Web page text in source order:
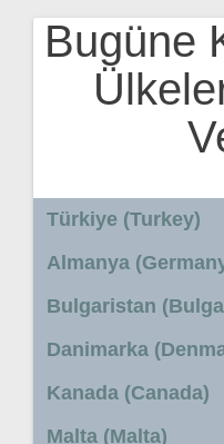
Bugüne
Türkiye (Turkey)
Almanya
Bulgaristan
Danimarka
Kanada (Canada)
Malta (Malta)